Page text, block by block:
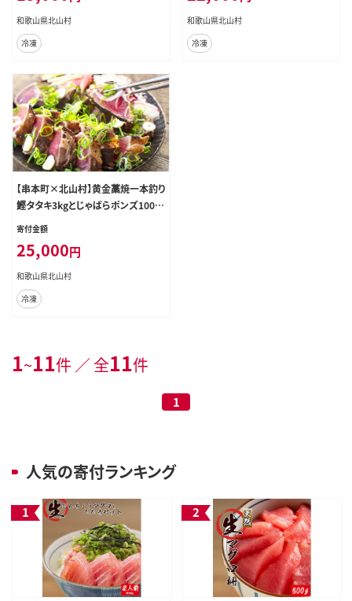
和歌山県北山村
冷凍
和歌山県北山村
冷凍
【串本町×北山村】黄金藁焼一本釣り
鰹タタキ3kgとじゃばらポンズ100m
lのセット 【1か月以内に発送】 かつ
おのたたき カツオタタキ わら焼き【n
ks101】
寄付金額
25,000円
和歌山県北山村
冷凍
1~11件 ／ 全11件
1
人気の寄付ランキング